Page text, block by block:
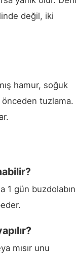
değil, iki
hamur, soğuk
tuzlama.
1 gün
mısır unu